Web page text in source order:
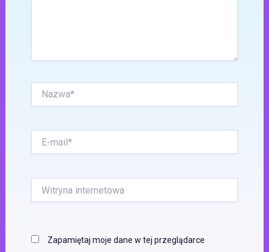
mail*
internetowa
Zapamiętaj moje dane w tej przeglądarce